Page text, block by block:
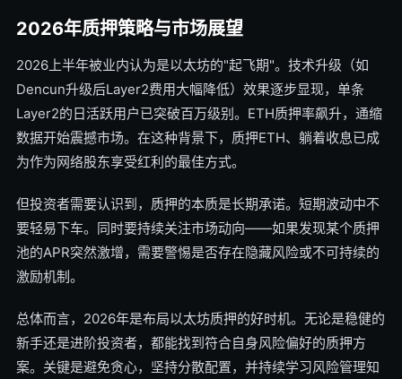
2026年质押策略与市场展望
2026上半年被业内认为是以太坊的"起飞期"。技术升级（如
Dencun升级后Layer2费用大幅降低）效果逐步显现，单条
Layer2的日活跃用户已突破百万级别。ETH质押率飙升，通缩
数据开始震撼市场。在这种背景下，质押ETH、躺着收息已成
为作为网络股东享受红利的最佳方式。
但投资者需要认识到，质押的本质是长期承诺。短期波动中不
要轻易下车。同时要持续关注市场动向——如果发现某个质押
池的APR突然激增，需要警惕是否存在隐藏风险或不可持续的
激励机制。
总体而言，2026年是布局以太坊质押的好时机。无论是稳健的
新手还是进阶投资者，都能找到符合自身风险偏好的质押方
案。关键是避免贪心，坚持分散配置，并持续学习风险管理知